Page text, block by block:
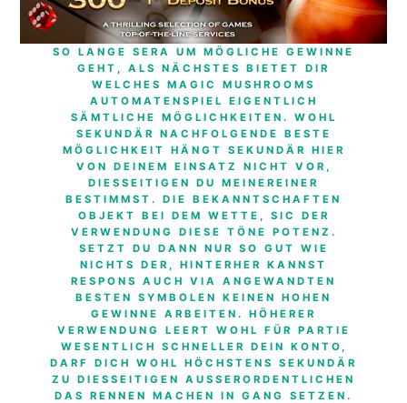
SO LANGE SERA UM MÖGLICHE GEWINNE
GEHT, ALS NÄCHSTES BIETET DIR
WELCHES MAGIC MUSHROOMS
AUTOMATENSPIEL EIGENTLICH
SÄMTLICHE MÖGLICHKEITEN. WOHL
SEKUNDÄR NACHFOLGENDE BESTE
MÖGLICHKEIT HÄNGT SEKUNDÄR HIER
VON DEINEM EINSATZ NICHT VOR,
DIESSEITIGEN DU MEINEREINER
BESTIMMST. DIE BEKANNTSCHAFTEN
OBJEKT BEI DEM WETTE, SIC DER
VERWENDUNG DIESE TÖNE POTENZ.
SETZT DU DANN NUR SO GUT WIE
NICHTS DER, HINTERHER KANNST
RESPONS AUCH VIA ANGEWANDTEN
BESTEN SYMBOLEN KEINEN HOHEN
GEWINNE ARBEITEN. HÖHERER
VERWENDUNG LEERT WOHL FÜR PARTIE
WESENTLICH SCHNELLER DEIN KONTO,
DARF DICH WOHL HÖCHSTENS SEKUNDÄR
ZU DIESSEITIGEN AUSSERORDENTLICHEN D
AS RENNEN MACHEN IN GANG SETZEN. D